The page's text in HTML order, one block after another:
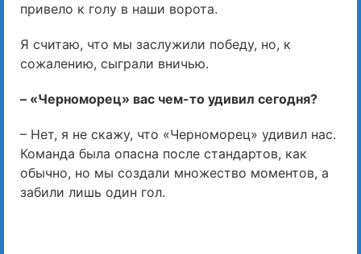
привело к голу в наши ворота.
Я считаю, что мы заслужили победу, но, к
сожалению, сыграли вничью.
– «Черноморец» вас чем-то удивил сегодня?
– Нет, я не скажу, что «Черноморец» удивил нас.
Команда была опасна после стандартов, как
обычно, но мы создали множество моментов, а
забили лишь один гол.